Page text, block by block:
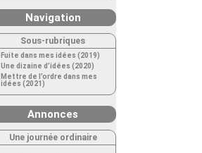
Navigation
Sous-rubriques
Fuite dans mes idées (2019)
Une dizaine d’idées (2020)
Mettre de l’ordre dans mes
idées (2021)
Annonces
Une journée ordinaire